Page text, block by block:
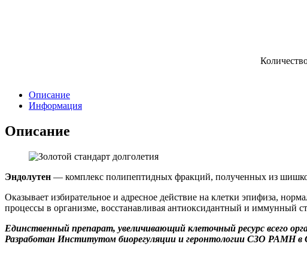
Описание
Информация
Описание
Эндолутен — комплекс полипептидных фракций, полученных из
Оказывает избирательное и адресное действие на клетки эпифиза,
процессы в организме, восстанавливая антиоксидантный и иммунный
Единственный препарат, увеличивающий клеточный ресурс всего
Разработан Институтом биорегуляции и геронтологии СЗО РАМН